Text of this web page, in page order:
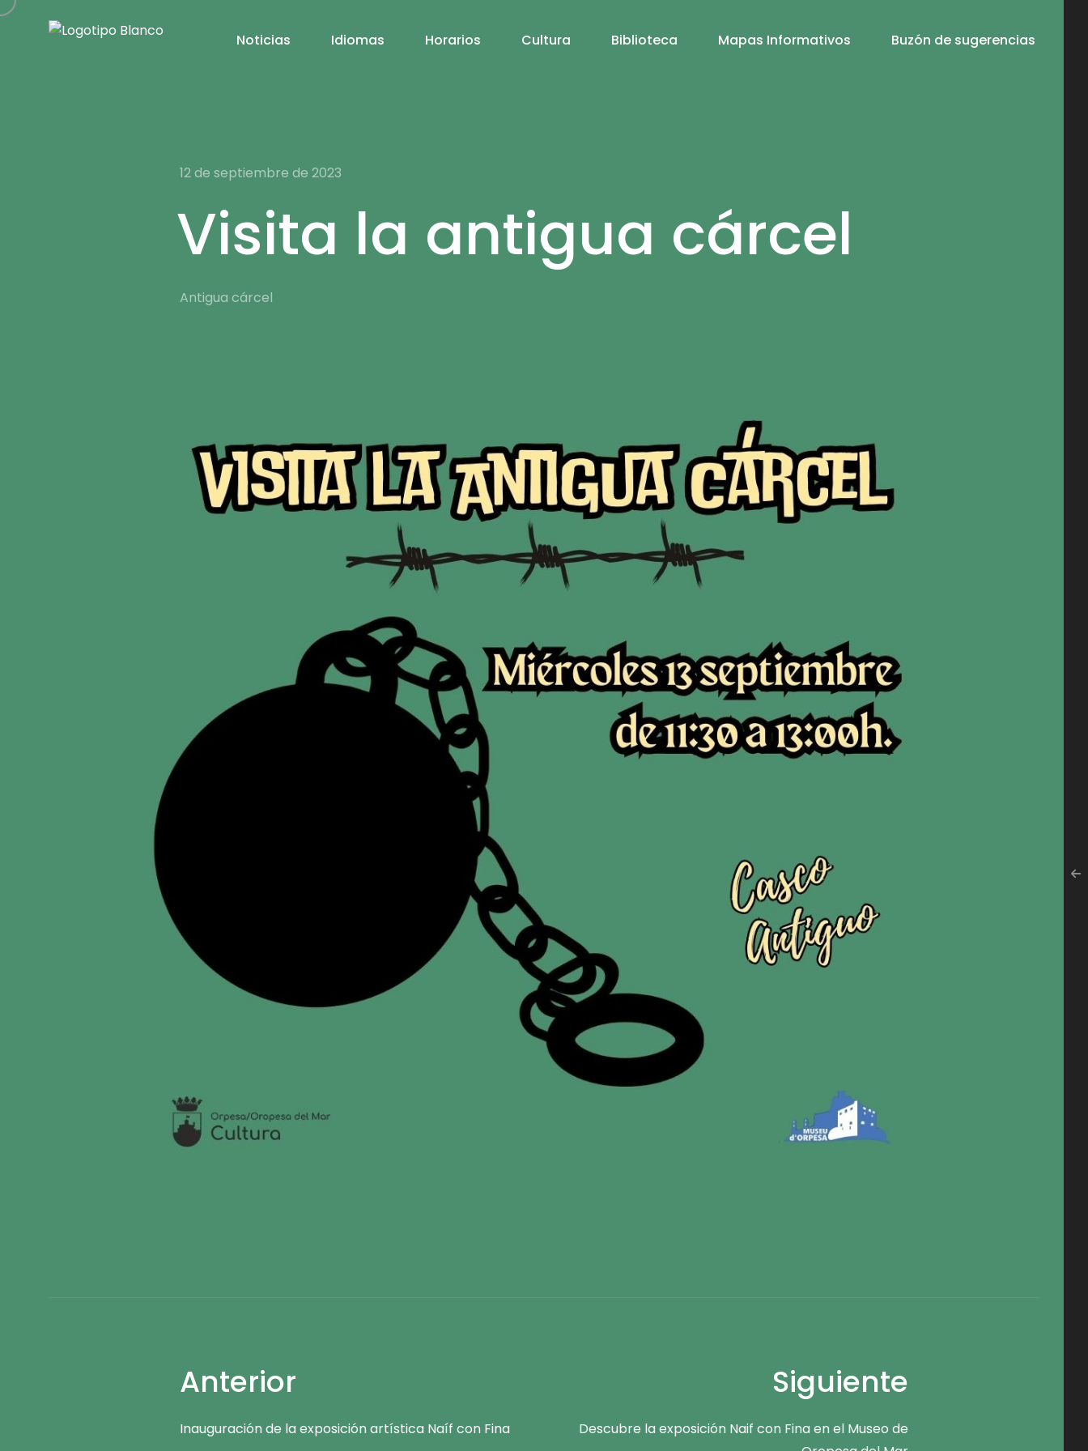
Noticias Idiomas Horarios Cultura Biblioteca Mapas Informativos Buzón de sugerencias
12 de septiembre de 2023
Visita la antigua cárcel
Antigua cárcel
Anterior
Inauguración de la exposición artística Naíf con Fina
Siguiente
Descubre la exposición Naif con Fina en el Museo de